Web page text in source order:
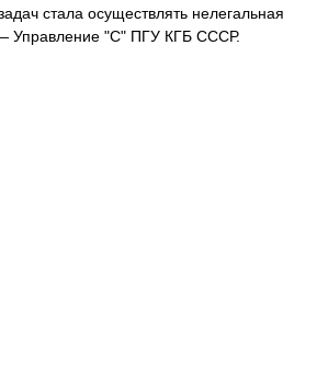
стала осуществлять нелегальная
Управление "С" ПГУ КГБ СССР.